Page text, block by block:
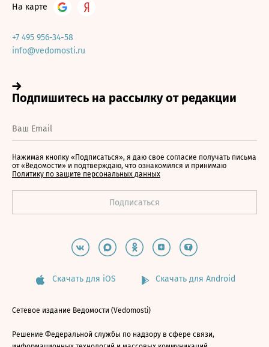
На карте
+7 495 956-34-58
info@vedomosti.ru
Нажимая кнопку «Подписаться», я даю свое согласие получать письма
от «Ведомости» и подтверждаю, что ознакомился и принимаю
Политику по защите персональных данных
Скачать для iOS Скачать для Android
Сетевое издание Ведомости (Vedomosti)
Решение Федеральной службы по надзору в сфере связи,